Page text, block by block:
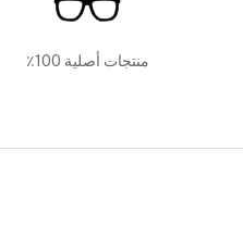
منتجات أصلية 100٪